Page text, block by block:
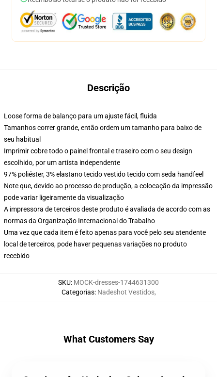
Descrição
Loose forma de balanço para um ajuste fácil, fluida
Tamanhos correr grande, então ordem um tamanho para baixo de
seu habitual
Imprimir cobre todo o painel frontal e traseiro com o seu design
escolhido, por um artista independente
97% poliéster, 3% elastano tecido vestido tecido com seda handfeel
Note que, devido ao processo de produção, a colocação da impressão
pode variar ligeiramente da visualização
A impressora de terceiros deste produto é avaliada de acordo com as
normas da Organização Internacional do Trabalho
Uma vez que cada item é feito apenas para você pelo seu atendente
local de terceiros, pode haver pequenas variações no produto
recebido
SKU: MOCK-dresses-1744631300
Categorias: Nadeshot Vestidos,
What Customers Say